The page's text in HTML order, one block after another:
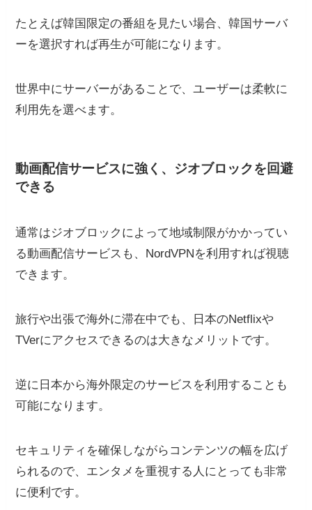
たとえば韓国限定の番組を見たい場合、韓国サーバ
ーを選択すれば再生が可能になります。
世界中にサーバーがあることで、ユーザーは柔軟に
利用先を選べます。
動画配信サービスに強く、ジオブロックを回避
できる
通常はジオブロックによって地域制限がかかってい
る動画配信サービスも、NordVPNを利用すれば視聴
できます。
旅行や出張で海外に滞在中でも、日本のNetflixや
TVerにアクセスできるのは大きなメリットです。
逆に日本から海外限定のサービスを利用することも
可能になります。
セキュリティを確保しながらコンテンツの幅を広げ
られるので、エンタメを重視する人にとっても非常
に便利です。